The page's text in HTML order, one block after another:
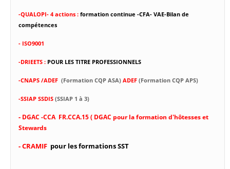
-QUALOPI- 4 actions : formation continue -CFA- VAE-Bilan de
compétences
- ISO9001
-DRIEETS : POUR LES TITRE PROFESSIONNELS
-CNAPS /ADEF (Formation CQP ASA) ADEF (Formation CQP APS)
-SSIAP SSDIS (SSIAP 1 à 3)
- DGAC -CCA FR.CCA.15 ( DGAC pour la formation d'hôtesses et
Stewards
- CRAMIF pour les formations SST